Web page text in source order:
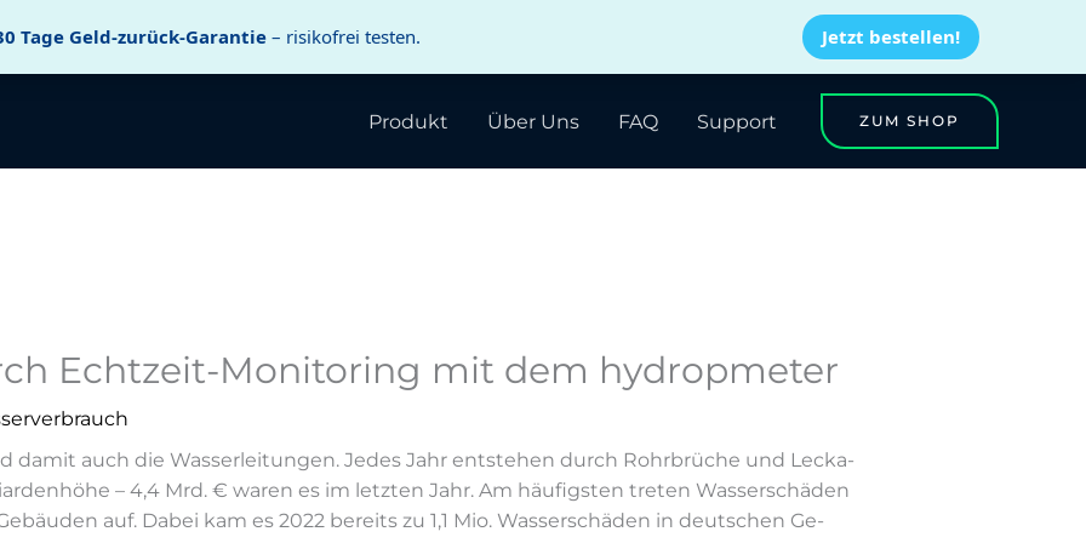
Tage Geld-zurück-Garantie– risikofrei testen. Jetzt bestellen!
Produkt Über Uns FAQ Support ZUM SHOP
Echtzeit-Monitoring mit dem hydropmeter
da­mit auch die Was­ser­lei­tun­gen. Je­des Jahr ent­ste­hen durch Rohr­brü­che und Le­cka­
– 4,4 Mrd. € wa­ren es im letz­ten Jahr. Am häu­figs­ten tre­ten Was­ser­schä­den
auf. Da­bei kam es 2022 be­reits zu 1,1 Mio. Was­ser­schä­den in deut­schen Ge­